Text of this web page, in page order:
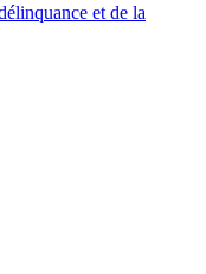
et de la